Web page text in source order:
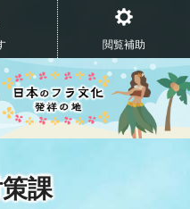
閲覧補助
課